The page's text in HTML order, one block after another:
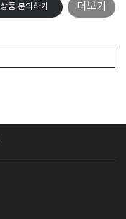
상품 문의하기 더보기